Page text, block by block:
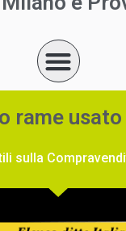
rame
sulla